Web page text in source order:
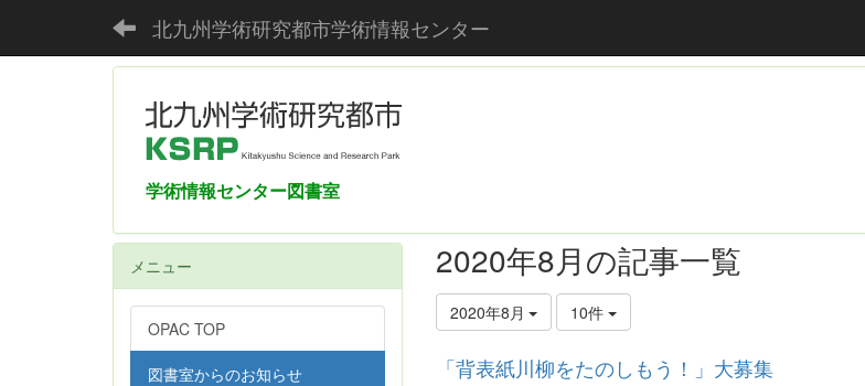
北九州学術研究都市学術情報センター
学術情報センター図書室
2020年8月の記事一覧
2020年8月 10件
「背表紙川柳をたのしもう！」大募集
メニュー
OPAC TOP
図書室からのお知らせ